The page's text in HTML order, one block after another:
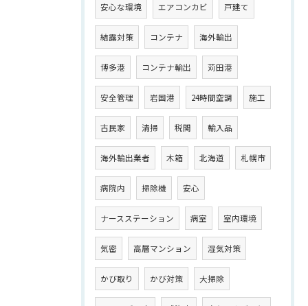
安心な環境 エアコンカビ 戸建て
結露対策 コンテナ 海外輸出
博多港 コンテナ輸出 苅田港
安全管理 岩国港 24時間空調 施工
古民家 清掃 税関 輸入品
海外輸出業者 木箱 北海道 札幌市
病院内 掃除機 安心
ナースステーション 病室 室内環境
気密 高層マンション 湿気対策
かび取り かび対策 大掃除